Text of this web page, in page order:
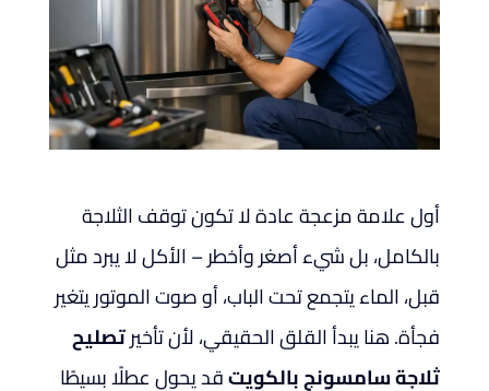
أول علامة مزعجة عادة لا تكون توقف الثلاجة
بالكامل، بل شيء أصغر وأخطر – الأكل لا يبرد مثل
قبل، الماء يتجمع تحت الباب، أو صوت الموتور يتغير
فجأة. هنا يبدأ القلق الحقيقي، لأن تأخيرتصليح
ثلاجة سامسونج بالكويتقد يحول عطلًا بسيطًا